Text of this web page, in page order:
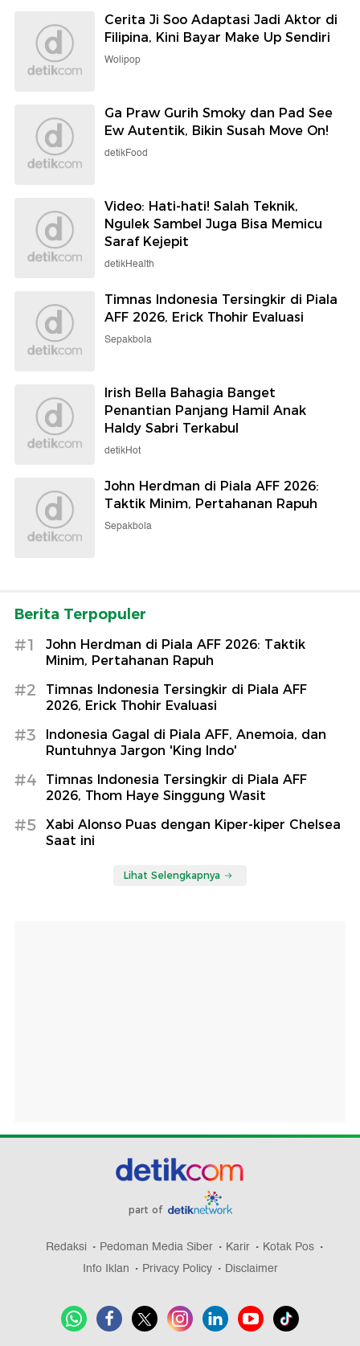
Cerita Ji Soo Adaptasi Jadi Aktor di
Filipina, Kini Bayar Make Up Sendiri
Wolipop
Ga Praw Gurih Smoky dan Pad See
Ew Autentik, Bikin Susah Move On!
detikFood
Video: Hati-hati! Salah Teknik,
Ngulek Sambel Juga Bisa Memicu
Saraf Kejepit
detikHealth
Timnas Indonesia Tersingkir di Piala
AFF 2026, Erick Thohir Evaluasi
Sepakbola
Irish Bella Bahagia Banget
Penantian Panjang Hamil Anak
Haldy Sabri Terkabul
detikHot
John Herdman di Piala AFF 2026:
Taktik Minim, Pertahanan Rapuh
Sepakbola
Berita Terpopuler
#1
John Herdman di Piala AFF 2026: Taktik
Minim, Pertahanan Rapuh
#2
Timnas Indonesia Tersingkir di Piala AFF
2026, Erick Thohir Evaluasi
#3
Indonesia Gagal di Piala AFF, Anemoia, dan
Runtuhnya Jargon 'King Indo'
#4
Timnas Indonesia Tersingkir di Piala AFF
2026, Thom Haye Singgung Wasit
#5
Xabi Alonso Puas dengan Kiper-kiper Chelsea
Saat ini
Lihat Selengkapnya
part of
Redaksi Pedoman Media Siber Karir
Kotak Pos
Info Iklan
Privacy Policy Disclaimer